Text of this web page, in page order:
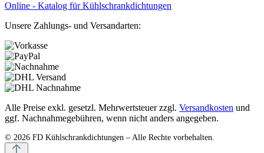
Online - Katalog für Kühlschrankdichtungen
Unsere Zahlungs- und Versandarten:
Alle Preise exkl. gesetzl. Mehrwertsteuer zzgl. Versandkosten und
ggf. Nachnahmegebühren, wenn nicht anders angegeben.